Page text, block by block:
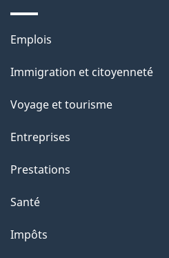
l
a
a
g
"
Thèmes
sujets
Emplois
Immigration et citoyenneté
Voyage et tourisme
Entreprises
Prestations
Santé
Impôts